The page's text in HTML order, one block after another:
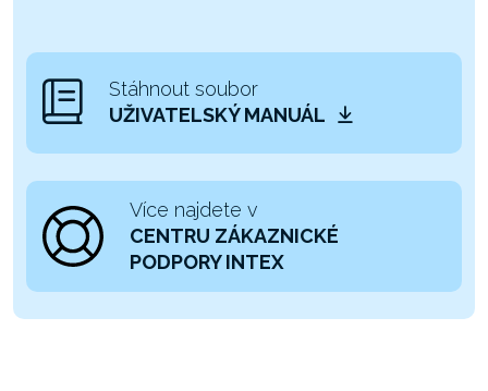
Stáhnout soubor
UŽIVATELSKÝ MANUÁL
Více najdete v
CENTRU ZÁKAZNICKÉ
PODPORY INTEX